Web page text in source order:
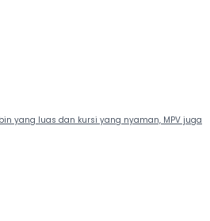
yang luas dan kursi yang nyaman, MPV juga